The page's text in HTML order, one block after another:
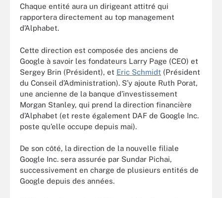
Chaque entité aura un dirigeant attitré qui
rapportera directement au top management
d’Alphabet.
Cette direction est composée des anciens de
Google à savoir les fondateurs Larry Page (CEO) et
Sergey Brin (Président), et Eric Schmidt (Président
du Conseil d’Administration). S’y ajoute Ruth Porat,
une ancienne de la banque d’investissement
Morgan Stanley, qui prend la direction financière
d’Alphabet (et reste également DAF de Google Inc.
poste qu’elle occupe depuis mai).
De son côté, la direction de la nouvelle filiale
Google Inc. sera assurée par Sundar Pichai,
successivement en charge de plusieurs entités de
Google depuis des années.